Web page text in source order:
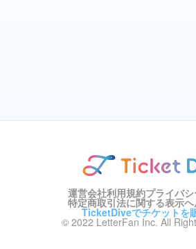
運営会社利用規約プライバ
特定商取引法に関する表示
TicketDiveでチケットを
© 2022 LetterFan Inc. All